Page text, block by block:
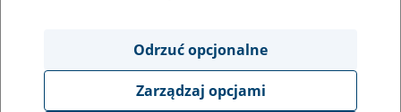
Odrzuć opcjonalne
Zarządzaj opcjami